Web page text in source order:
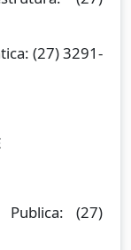
(27) 3291-
Publica: (27)